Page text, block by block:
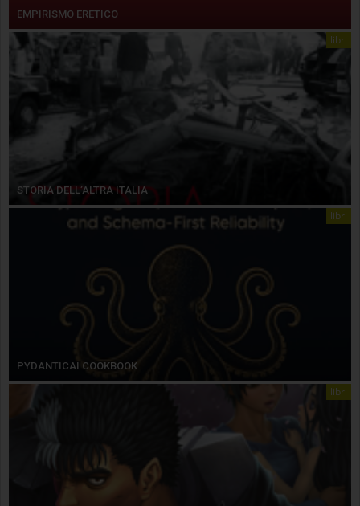
EMPIRISMO ERETICO
libri
STORIA DELL’ALTRA ITALIA
libri
PYDANTICAI COOKBOOK
libri